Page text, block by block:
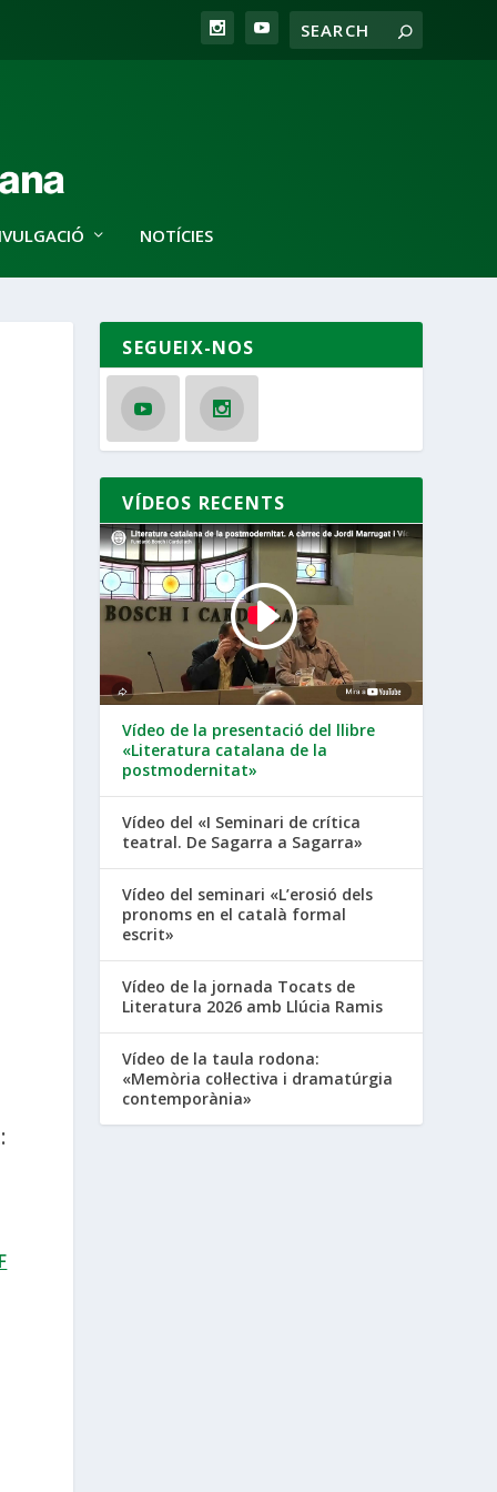
NOTÍCIES
SEGUEIX-NOS
VÍDEOS RECENTS
Vídeo de la presentació del llibre
«Literatura catalana de la
postmodernitat»
Vídeo del «I Seminari de crítica
teatral. De Sagarra a Sagarra»
Vídeo del seminari «L’erosió dels
pronoms en el català formal
escrit»
Vídeo de la jornada Tocats de
Literatura 2026 amb Llúcia Ramis
Vídeo de la taula rodona:
«Memòria col·lectiva i dramatúrgia
contemporània»